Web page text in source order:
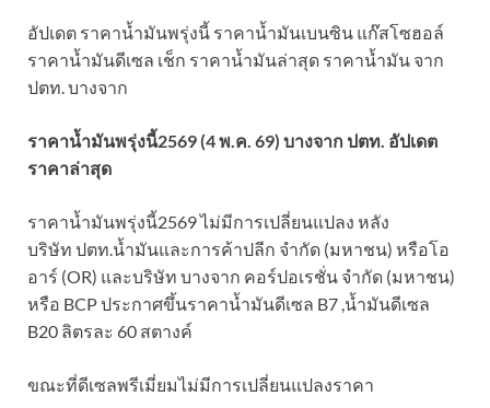
อัปเดต ราคาน้ำมันพรุ่งนี้ ราคาน้ำมันเบนซิน แก๊สโซฮอล์
ราคาน้ำมันดีเซล เช็ก ราคาน้ำมันล่าสุด ราคาน้ำมัน จาก
ปตท. บางจาก
ราคาน้ำมันพรุ่งนี้2569 (4 พ.ค. 69) บางจาก ปตท. อัปเดต
ราคาล่าสุด
ราคาน้ำมันพรุ่งนี้2569 ไม่มีการเปลี่ยนแปลง หลัง
บริษัท ปตท.น้ำมันและการค้าปลีก จำกัด (มหาชน) หรือโอ
อาร์ (OR) และบริษัท บางจาก คอร์ปอเรชั่น จำกัด (มหาชน)
หรือ BCP ประกาศขึ้นราคาน้ำมันดีเซล B7 ,น้ำมันดีเซล
B20 ลิตรละ 60 สตางค์
ขณะที่ดีเซลพรีเมี่ยมไม่มีการเปลี่ยนแปลงราคา